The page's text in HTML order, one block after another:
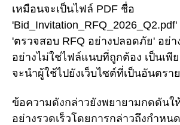
เหมือนจะเป็นไฟล์ PDF ชื่อ
'ตรวจสอบ RFQ อย่างปลอดภัย' อย่า
อย่างไม่ใช่ไฟล์แนบที่ถูกต้อง เป็นเพี
จะนำผู้ใช้ไปยังเว็บไซต์ที่เป็นอันตรา
ข้อความดังกล่าวยังพยายามกดดันใ
อย่างรวดเร็วโดยการกล่าวถึงกำหน